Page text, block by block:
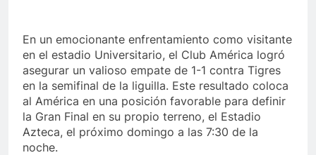
En un emocionante enfrentamiento como visitante
en el estadio Universitario, el Club América logró
asegurar un valioso empate de 1-1 contra Tigres
en la semifinal de la liguilla. Este resultado coloca
al América en una posición favorable para definir
la Gran Final en su propio terreno, el Estadio
Azteca, el próximo domingo a las 7:30 de la
noche.